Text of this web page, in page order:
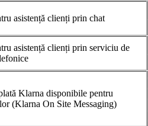
asistență clienți prin chat
asistență clienți prin serviciu de
Klarna disponibile pentru
(Klarna On Site Messaging)